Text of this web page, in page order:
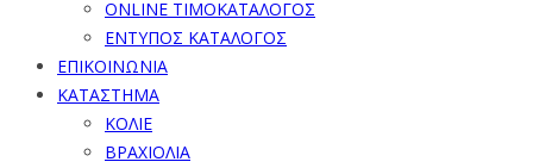
ONLINE ΤΙΜΟΚΑΤΑΛΟΓΟΣ
ΕΝΤΥΠΟΣ ΚΑΤΑΛΟΓΟΣ
ΕΠΙΚΟΙΝΩΝΙΑ
ΚΑΤΑΣΤΗΜΑ
ΚΟΛΙΕ
ΒΡΑΧΙΟΛΙΑ